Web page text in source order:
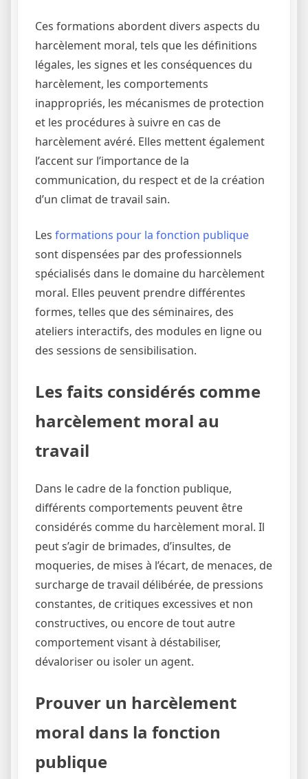
Ces formations abordent divers aspects du
harcèlement moral, tels que les définitions
légales, les signes et les conséquences du
harcèlement, les comportements
inappropriés, les mécanismes de protection
et les procédures à suivre en cas de
harcèlement avéré. Elles mettent également
l’accent sur l’importance de la
communication, du respect et de la création
d’un climat de travail sain.
Les formations pour la fonction publique
sont dispensées par des professionnels
spécialisés dans le domaine du harcèlement
moral. Elles peuvent prendre différentes
formes, telles que des séminaires, des
ateliers interactifs, des modules en ligne ou
des sessions de sensibilisation.
Les faits considérés comme
harcèlement moral au
travail
Dans le cadre de la fonction publique,
différents comportements peuvent être
considérés comme du harcèlement moral. Il
peut s’agir de brimades, d’insultes, de
moqueries, de mises à l’écart, de menaces, de
surcharge de travail délibérée, de pressions
constantes, de critiques excessives et non
constructives, ou encore de tout autre
comportement visant à déstabiliser,
dévaloriser ou isoler un agent.
Prouver un harcèlement
moral dans la fonction
publique